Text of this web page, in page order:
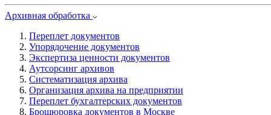
Архивная обработка
Переплет документов
Упорядочение документов
Экспертиза ценности документов
Аутсорсинг архивов
Систематизация архива
Организация архива на предприятии
Переплет бухгалтерских документов
Брошюровка документов в Москве